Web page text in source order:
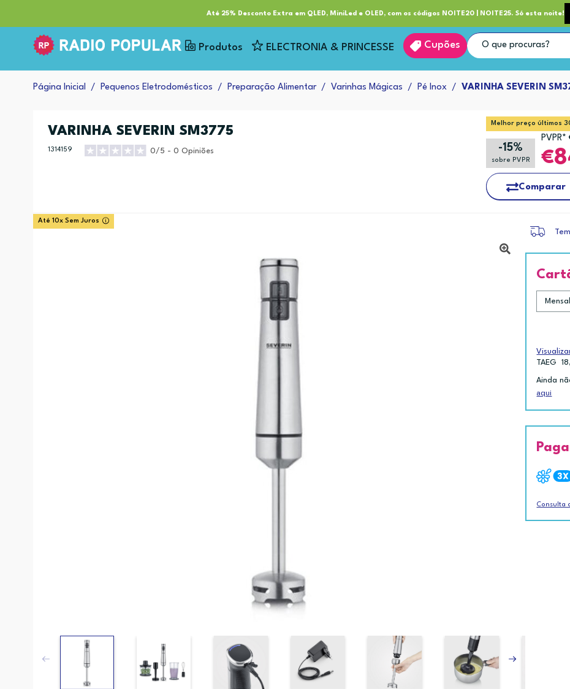
Até 25% Desconto Extra em QLED, MiniLed e OLED, com os códigos NOITE20 | NOITE25. Só esta noite!
Serviços Clube RP+ Entrega
Produtos ELECTRONIA & PRINCESSE Cupões
Página Inicial Pequenos Eletrodomésticos Preparação Alimentar Varinhas Mágicas Pé Inox VARINHA SEVERIN
VARINHA SEVERIN SM3775
1314159 0/5 - 0 Opiniões
Melhor preço últimos
-15%
sobre PVPR
Comparar
Até 10x Sem Juros
TAEG
Ainda
aqui
Consulta